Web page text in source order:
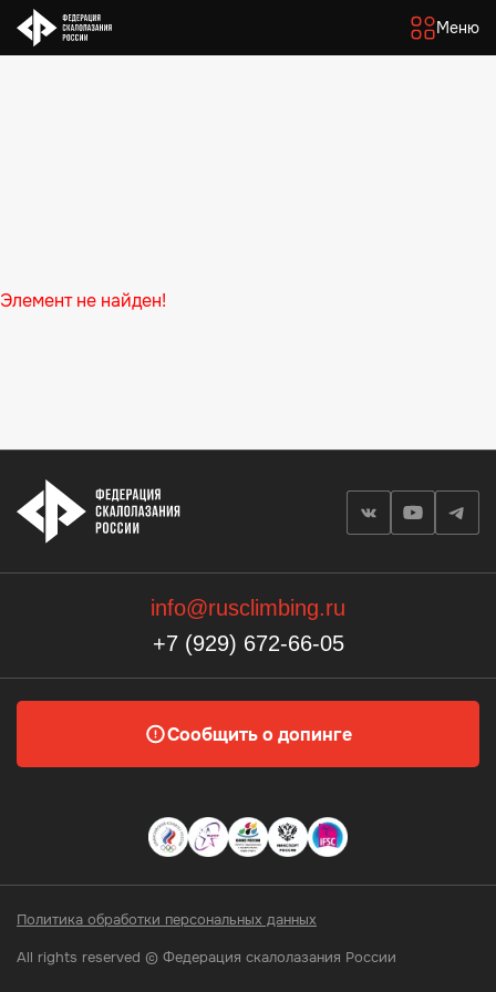
Меню
Элемент не найден!
info@rusclimbing.ru
+7 (929) 672-66-05
Сообщить о допинге
Политика обработки персональных данных
All rights reserved © Федерация скалолазания России